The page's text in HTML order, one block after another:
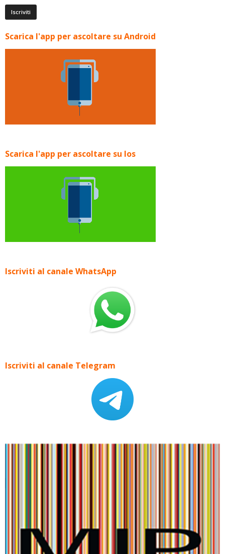
Scarica l'app per ascoltare su Android
Scarica l'app per ascoltare su Ios
Iscriviti al canale WhatsApp
Iscriviti al canale Telegram